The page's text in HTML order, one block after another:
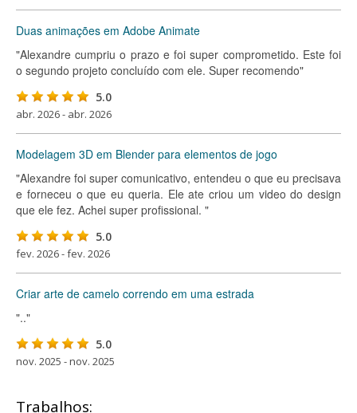
Duas animações em Adobe Animate
"Alexandre cumpriu o prazo e foi super comprometido. Este foi
o segundo projeto concluído com ele. Super recomendo"
5.0
abr. 2026 - abr. 2026
Modelagem 3D em Blender para elementos de jogo
"Alexandre foi super comunicativo, entendeu o que eu precisava
e forneceu o que eu queria. Ele ate criou um video do design
que ele fez. Achei super profissional. "
5.0
fev. 2026 - fev. 2026
Criar arte de camelo correndo em uma estrada
".."
5.0
nov. 2025 - nov. 2025
Trabalhos: